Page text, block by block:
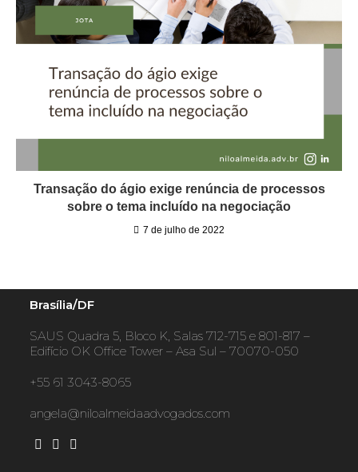
Transação do ágio exige renúncia de processos
sobre o tema incluído na negociação
7 de julho de 2022
Brasília/DF
SAUS Quadra 5, Bloco K, Salas 712-715 e 801-817 –
Edifício OK Office Tower – Asa Sul – 70070-050
+55 61 3043-8065
angela@niloalmeidaadvogados.com